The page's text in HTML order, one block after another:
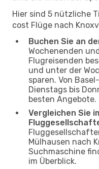
Hier sind 5 nützliche
cost Flüge nach
Buchen Sie an
Wochenenden
Flugreisenden
und unter der
sparen. Von
Dienstags bis
besten Angebote.
Vergleichen Sie
Mülhausen nach
Suchmaschine
im Überblick.